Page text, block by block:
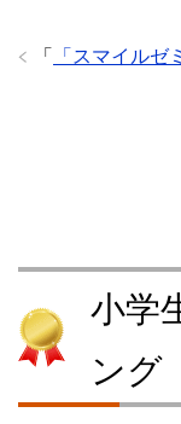
「 「スマイルゼ
小学
ング